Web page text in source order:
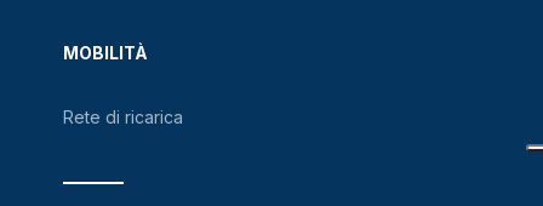
MOBILITÀ
Rete di ricarica